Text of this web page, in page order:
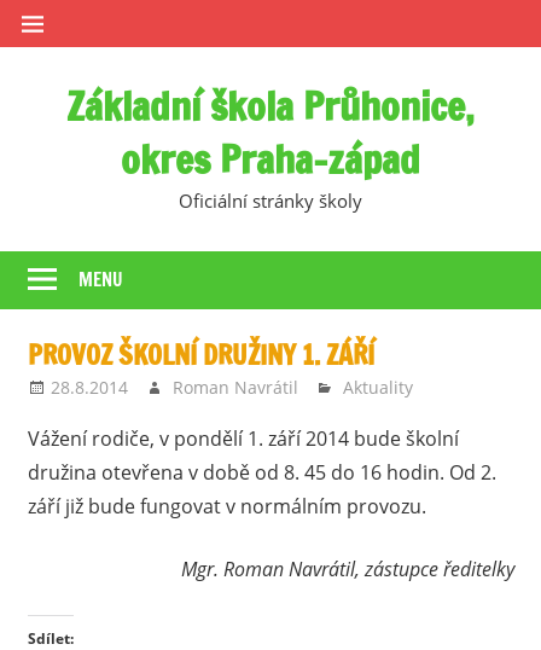
Skip
to
Základní škola Průhonice,
okres Praha-západ
Oficiální stránky školy
MENU
PROVOZ ŠKOLNÍ DRUŽINY 1. ZÁŘÍ
28.8.2014 Roman Navrátil Aktuality
Vážení rodiče, v pondělí 1. září 2014 bude školní
družina otevřena v době od 8. 45 do 16 hodin. Od 2.
září již bude fungovat v normálním provozu.
Mgr. Roman Navrátil, zástupce ředitelky
Sdílet: